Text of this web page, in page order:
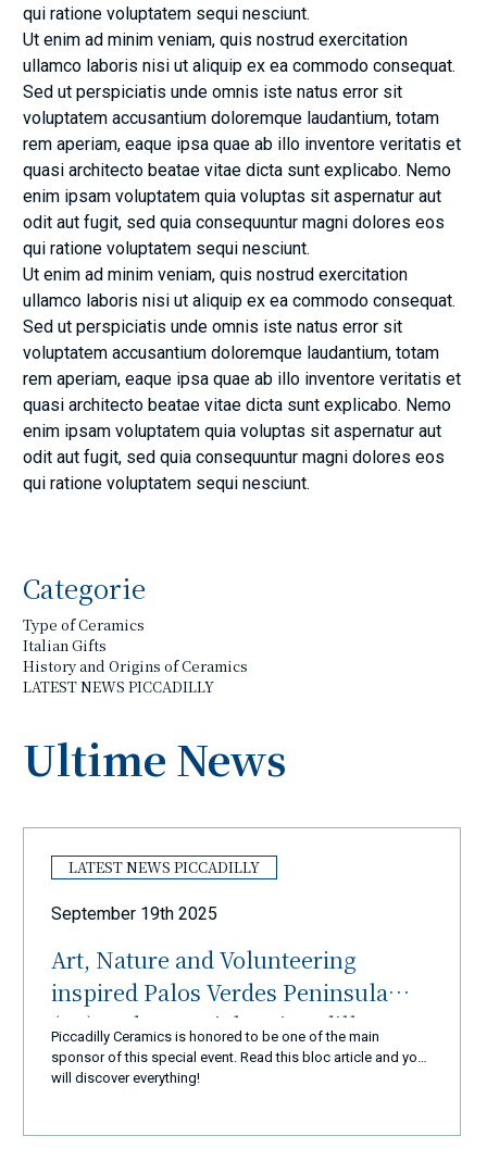
Categorie
Type of Ceramics
Italian Gifts
History and Origins of Ceramics
LATEST NEWS PICCADILLY
qui ratione voluptatem sequi nesciunt.
Ut enim ad minim veniam, quis nostrud exercitation
ullamco laboris nisi ut aliquip ex ea commodo consequat.
Sed ut perspiciatis unde omnis iste natus error sit
voluptatem accusantium doloremque laudantium, totam
rem aperiam, eaque ipsa quae ab illo inventore veritatis et
quasi architecto beatae vitae dicta sunt explicabo. Nemo
enim ipsam voluptatem quia voluptas sit aspernatur aut
odit aut fugit, sed quia consequuntur magni dolores eos
qui ratione voluptatem sequi nesciunt.
Ut enim ad minim veniam, quis nostrud exercitation
ullamco laboris nisi ut aliquip ex ea commodo consequat.
Sed ut perspiciatis unde omnis iste natus error sit
voluptatem accusantium doloremque laudantium, totam
rem aperiam, eaque ipsa quae ab illo inventore veritatis et
quasi architecto beatae vitae dicta sunt explicabo. Nemo
enim ipsam voluptatem quia voluptas sit aspernatur aut
odit aut fugit, sed quia consequuntur magni dolores eos
qui ratione voluptatem sequi nesciunt.
Ultime News
LATEST NEWS PICCADILLY
September 19th 2025
Art, Nature and Volunteering
inspired Palos Verdes Peninsula
(LA) and Ceramiche Piccadilly
Amalfi Coast
Piccadilly Ceramics is honored to be one of the main
sponsor of this special event. Read this bloc article and you
will discover everything!